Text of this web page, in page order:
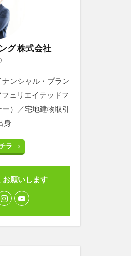
グ 株式会社
ナンシャル・プラン
ェリエイテッドフ
）／宅地建物取引
身
ラ
お願いします